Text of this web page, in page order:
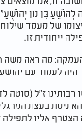
לְהוֹשֵׁעַ בִּן נוּן
של מעמד
ייחודית זו.
מה ראה
לעמוד עם יהושע
רבותינו ז"ל
ניסת בעצת
הצטרף אליו לתפילה